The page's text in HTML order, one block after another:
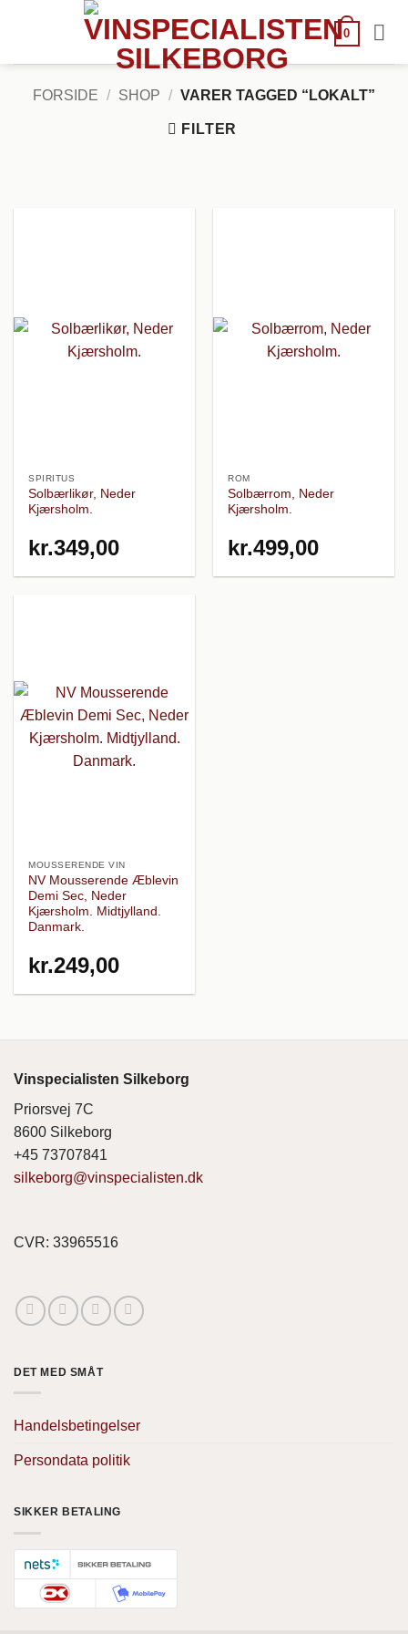
0
FORSIDE / SHOP / VARER TAGGED “LOKALT”
FILTER
SPIRITUS
Solbærlikør, Neder
Kjærsholm.
kr.349,00
ROM
Solbærrom, Neder
Kjærsholm.
kr.499,00
MOUSSERENDE VIN
NV Mousserende Æblevin
Demi Sec, Neder
Kjærsholm. Midtjylland.
Danmark.
kr.249,00
Vinspecialisten Silkeborg
Priorsvej 7C
8600 Silkeborg
+45 73707841
silkeborg@vinspecialisten.dk
CVR: 33965516
DET MED SMÅT
Handelsbetingelser
Persondata politik
SIKKER BETALING